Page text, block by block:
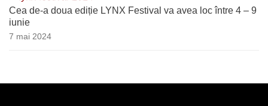
Cea de-a doua ediție LYNX Festival va avea loc între 4 – 9
iunie
7 mai 2024